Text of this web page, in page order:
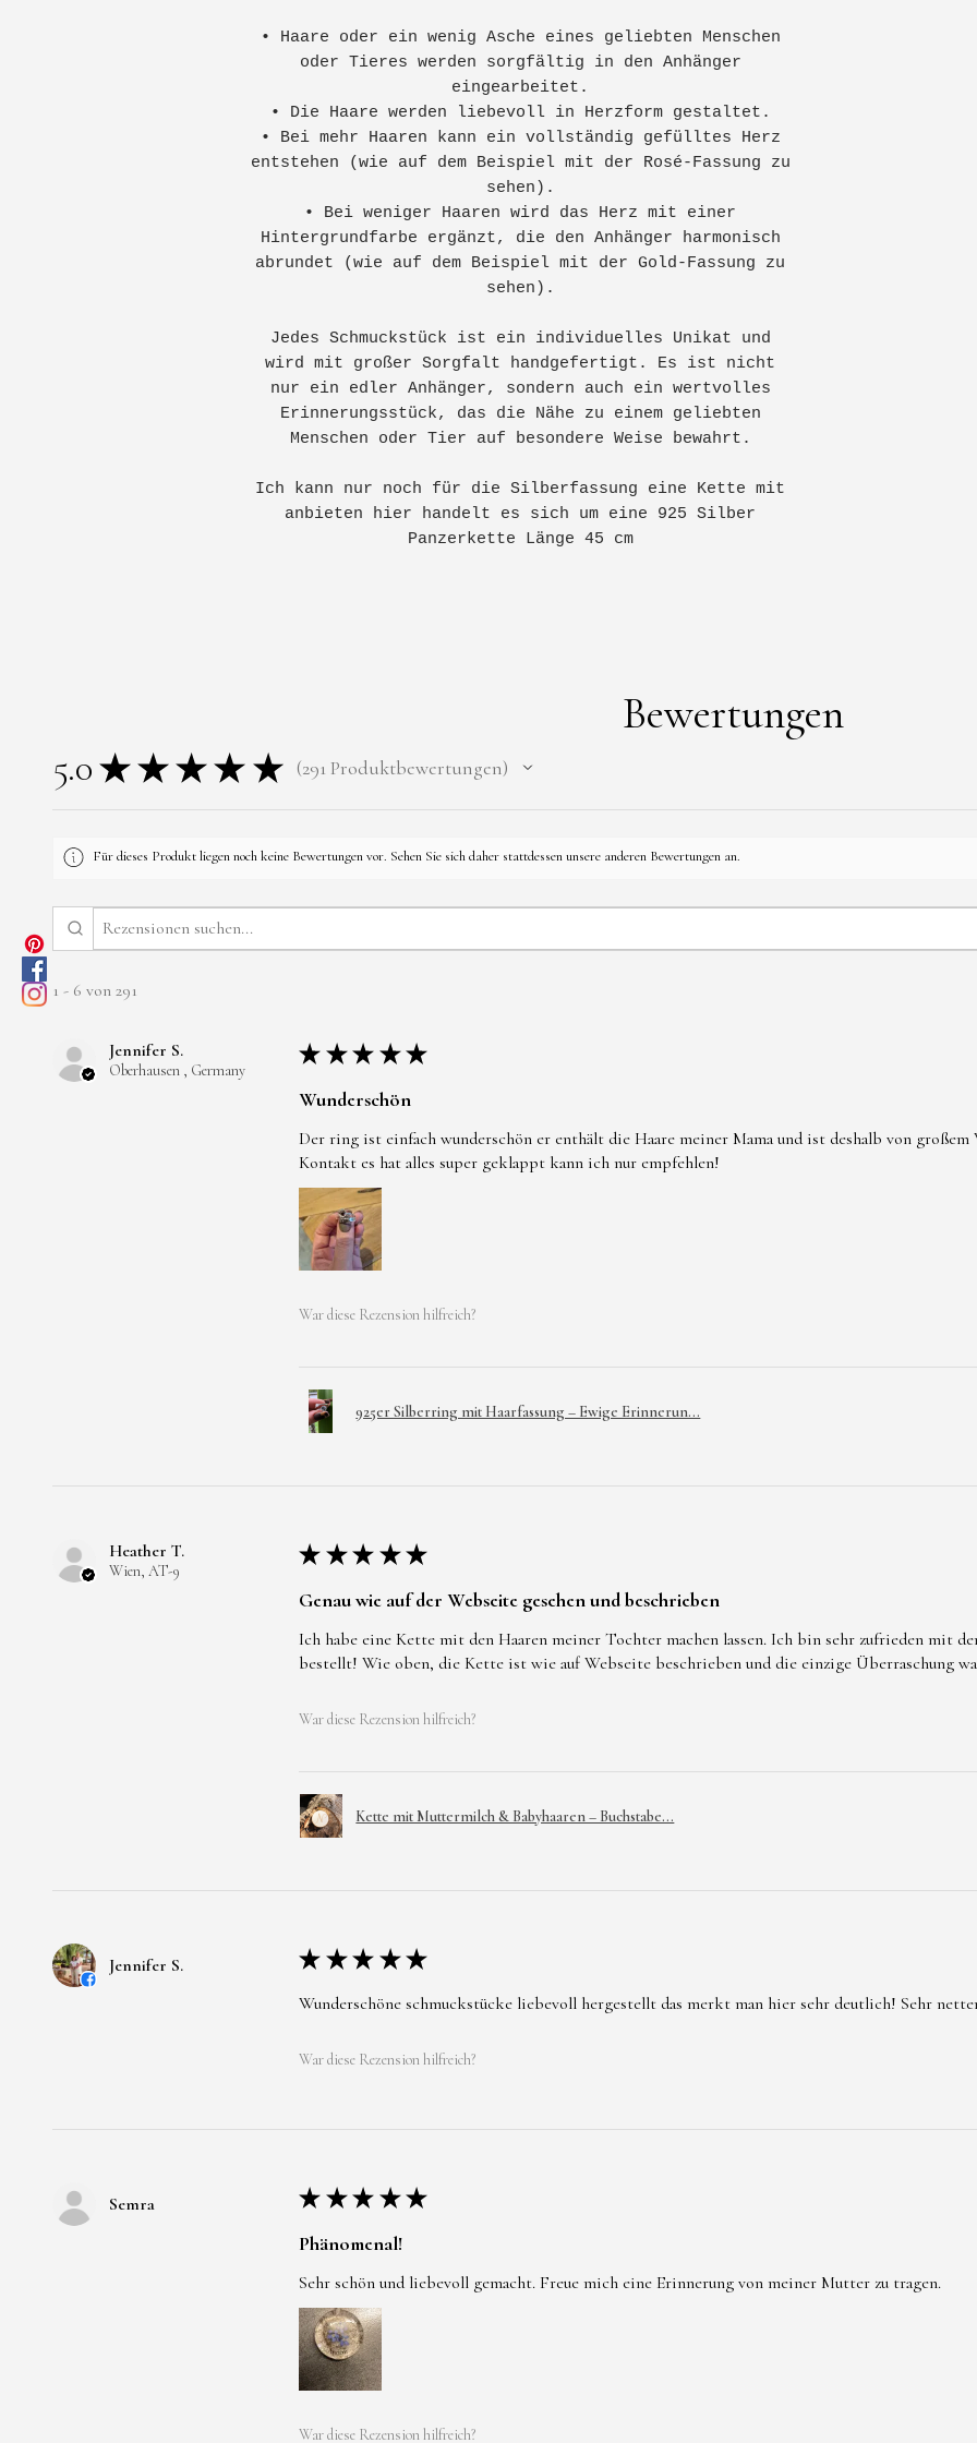
• Haare oder ein wenig Asche eines geliebten Menschen
oder Tieres werden sorgfältig in den Anhänger
eingearbeitet.
• Die Haare werden liebevoll in Herzform gestaltet.
• Bei mehr Haaren kann ein vollständig gefülltes Herz
entstehen (wie auf dem Beispiel mit der Rosé-Fassung zu
sehen).
• Bei weniger Haaren wird das Herz mit einer
Hintergrundfarbe ergänzt, die den Anhänger harmonisch
abrundet (wie auf dem Beispiel mit der Gold-Fassung zu
sehen).
Jedes Schmuckstück ist ein individuelles Unikat und
wird mit großer Sorgfalt handgefertigt. Es ist nicht
nur ein edler Anhänger, sondern auch ein wertvolles
Erinnerungsstück, das die Nähe zu einem geliebten
Menschen oder Tier auf besondere Weise bewahrt.
Ich kann nur noch für die Silberfassung eine Kette mit
anbieten hier handelt es sich um eine 925 Silber
Panzerkette Länge 45 cm
Bewertungen
5.0 ★ ★ ★ ★ ★ 291 Produktbewertungen
291
Für dieses Produkt liegen noch keine Bewertungen vor. Sehen Sie sich daher stattdessen unsere anderen Bewertungen an.
1 - 6 von 291
Jennifer S.
Oberhausen , Germany
★ ★ ★ ★ ★
Wunderschön
Der ring ist einfach wunderschön er enthält die Haare meiner Mama und ist deshalb von
Kontakt es hat alles super geklappt kann ich nur empfehlen!
War diese Rezension hilfreich?
925er Silberring mit Haarfassung – Ewige Erinnerun...
Heather T.
Wien, AT-9
★ ★ ★ ★ ★
Genau wie auf der Webseite gesehen und beschrieben
Ich habe eine Kette mit den Haaren meiner Tochter machen lassen. Ich bin sehr zufrieden mit
bestellt! Wie oben, die Kette ist wie auf Webseite beschrieben und die einzige Überraschung
War diese Rezension hilfreich?
Kette mit Muttermilch & Babyhaaren – Buchstabe...
Jennifer S. ★ ★ ★ ★ ★
Wunderschöne schmuckstücke liebevoll hergestellt das merkt man hier sehr deutlich! Sehr
War diese Rezension hilfreich?
Semra ★ ★ ★ ★ ★
Phänomenal!
Sehr schön und liebevoll gemacht. Freue mich eine Erinnerung von meiner Mutter zu tragen.
War diese Rezension hilfreich?